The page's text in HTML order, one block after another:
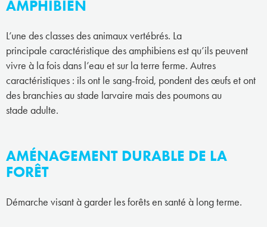
AMPHIBIEN
L’une des classes des animaux vertébrés. La
principale caractéristique des amphibiens est qu’ils peuvent
vivre à la fois dans l’eau et sur la terre ferme. Autres
caractéristiques : ils ont le sang-froid, pondent des œufs et ont
des branchies au stade larvaire mais des poumons au
stade adulte.
AMÉNAGEMENT DURABLE DE LA
FORÊT
Démarche visant à garder les forêts en santé à long terme.